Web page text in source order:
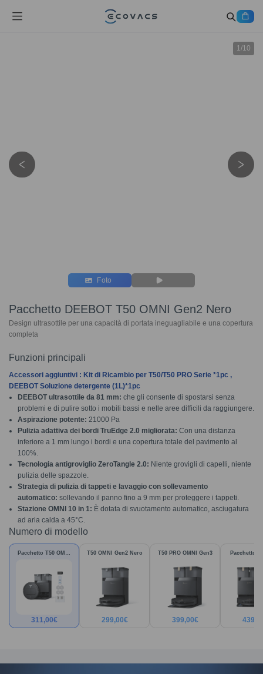
1/10
Foto
Pacchetto DEEBOT T50 OMNI Gen2 Nero
Design ultrasottile per una capacità di portata ineguagliabile e una copertura
completa
Funzioni principali
Accessori aggiuntivi : Kit di Ricambio per T50/T50 PRO Serie *1pc ,
DEEBOT Soluzione detergente (1L)*1pc
DEEBOT ultrasottile da 81 mm: che gli consente di spostarsi senza
problemi e di pulire sotto i mobili bassi e nelle aree difficili da raggiungere.
Aspirazione potente: 21000 Pa
Pulizia adattiva dei bordi TruEdge 2.0 migliorata: Con una distanza
inferiore a 1 mm lungo i bordi e una copertura totale del pavimento al
100%.
Tecnologia antigroviglio ZeroTangle 2.0: Niente grovigli di capelli, niente
pulizia delle spazzole.
Strategia di pulizia di tappeti e lavaggio con sollevamento
automatico: sollevando il panno fino a 9 mm per proteggere i tappeti.
Stazione OMNI 10 in 1: È dotata di svuotamento automatico, asciugatura
ad aria calda a 45°C.
Numero di modello
Pacchetto T50 OMNI
311,00€
T50 OMNI Gen2 Nero
299,00€
T50 PRO OMNI Gen3
399,00€
Pacchetto
Gen3